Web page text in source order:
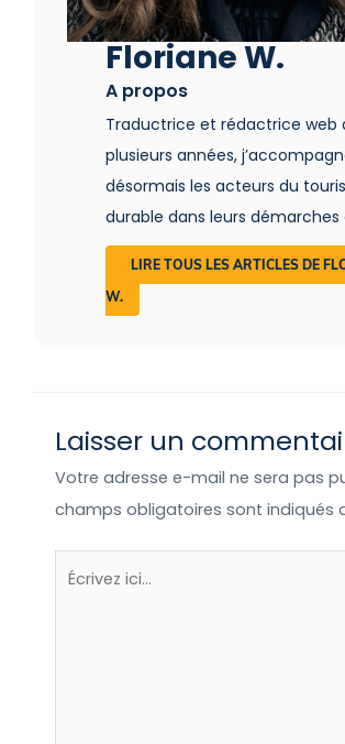
Floriane W.
A propos
Traductrice et rédactrice web
plusieurs années,
désormais les acteurs du
durable dans leurs démarches
Tout en respectant leur
en valeur les acteurs qui
permettre à tous d’adopter
LIRE TOUS LES ARTICLES DE
W.
Laisser un
Votre adresse e-mail ne sera pas
champs obligatoires sont indiqués